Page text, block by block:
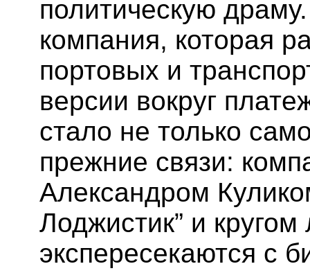
политическую
компания, которая
портовых и
версии вокруг
стало не только
прежние связи:
Александром
Лоджистик” и
экспересекаются с